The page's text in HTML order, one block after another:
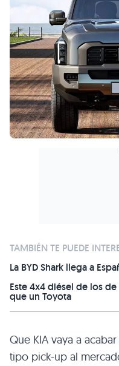
TAMBIÉN TE PUEDE
La BYD Shark llega a
Este 4x4 diésel de los
que un Toyota
Que KIA vaya a
tipo pick-up al